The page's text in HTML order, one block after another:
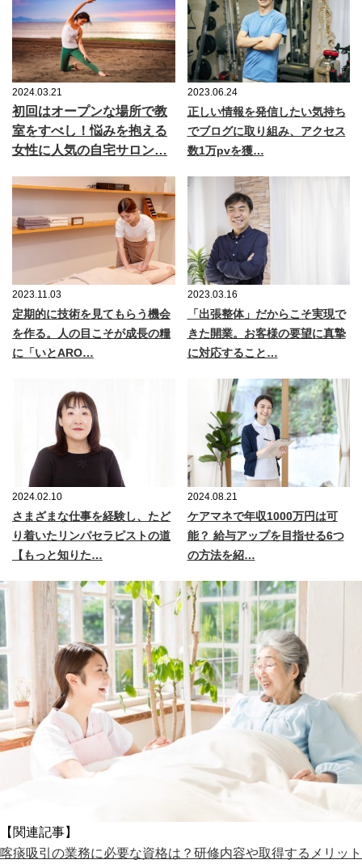
2024.03.21
初回はオープンな場所で教
室をすべし！悩みを抱える
女性に人気の自宅サロン…
2023.06.24
正しい情報を発信したい気持ち
でブログに取り組み、アクセス
数1万pvを獲…
2023.11.03
定期的に技術を見てもらう機会
を作る。人の目こそが成長の糧
に「いとARO…
2023.03.16
「出張整体」だからこそ実現で
きた開業。お客様の要望に真摯
に対応すること…
2024.02.10
さまざまな仕事を経験し、たど
り着いたリンパセラピストの道
【もっと知りた…
2024.08.21
ケアマネで年収1000万円は可
能？ 給与アップを目指せる6つ
の方法を紹…
【関連記事】
喀痰吸引の業務に必要な資格は？研修内容や取得するメリット